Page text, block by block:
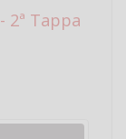
2ª Tappa